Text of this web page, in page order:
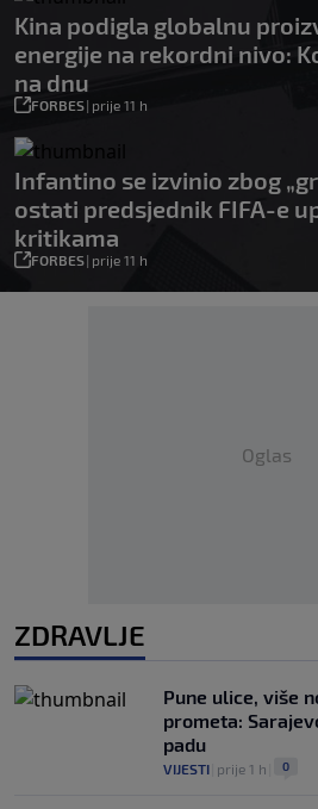
Kina podigla globalnu
energije na rekordni nivo:
na dnu
FORBES| prije 11 h
Infantino se izvinio zbog
ostati predsjednik FIFA-e
kritikama
FORBES| prije 11 h
Oglas
ZDRAVLJE
Pune ulice, više
prometa:
padu
VIJESTI prije 1 h 0